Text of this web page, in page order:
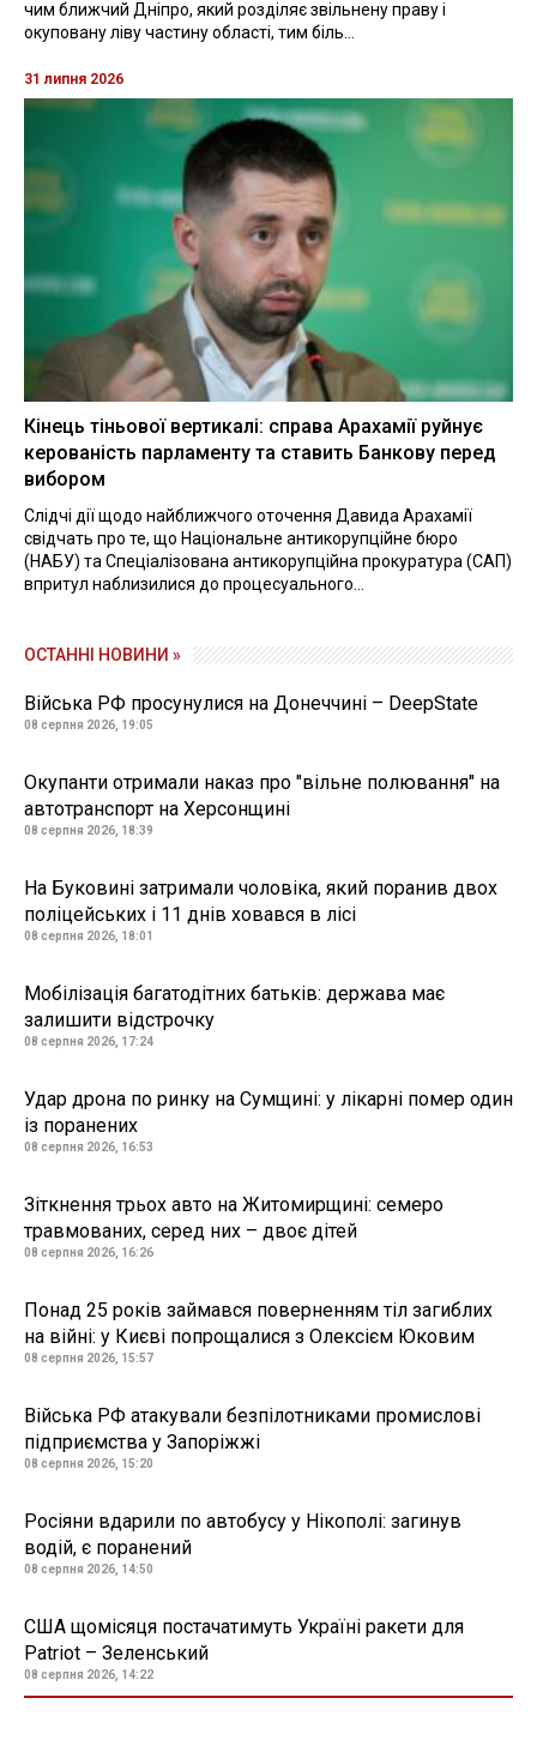
чим ближчий Дніпро, який розділяє звільнену праву і
окуповану ліву частину області, тим біль...
31 липня 2026
Кінець тіньової вертикалі: справа Арахамії руйнує
керованість парламенту та ставить Банкову перед
вибором
Слідчі дії щодо найближчого оточення Давида Арахамії
свідчать про те, що Національне антикорупційне бюро
(НАБУ) та Спеціалізована антикорупційна прокуратура (САП)
впритул наблизилися до процесуального...
ОСТАННІ НОВИНИ »
Війська РФ просунулися на Донеччині – DeepState
08 серпня 2026, 19:05
Окупанти отримали наказ про "вільне полювання" на
автотранспорт на Херсонщині
08 серпня 2026, 18:39
На Буковині затримали чоловіка, який поранив двох
поліцейських і 11 днів ховався в лісі
08 серпня 2026, 18:01
Мобілізація багатодітних батьків: держава має
залишити відстрочку
08 серпня 2026, 17:24
Удар дрона по ринку на Сумщині: у лікарні помер один
із поранених
08 серпня 2026, 16:53
Зіткнення трьох авто на Житомирщині: семеро
травмованих, серед них – двоє дітей
08 серпня 2026, 16:26
Понад 25 років займався поверненням тіл загиблих
на війні: у Києві попрощалися з Олексієм Юковим
08 серпня 2026, 15:57
Війська РФ атакували безпілотниками промислові
підприємства у Запоріжжі
08 серпня 2026, 15:20
Росіяни вдарили по автобусу у Нікополі: загинув
водій, є поранений
08 серпня 2026, 14:50
США щомісяця постачатимуть Україні ракети для
Patriot – Зеленський
08 серпня 2026, 14:22